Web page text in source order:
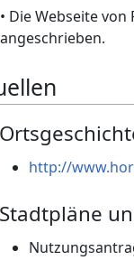
• Die Webseite
angeschrieben.
http://